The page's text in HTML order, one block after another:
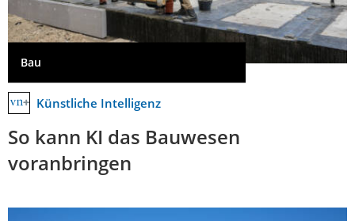
Bau
Künstliche Intelligenz
So kann KI das Bauwesen
voranbringen